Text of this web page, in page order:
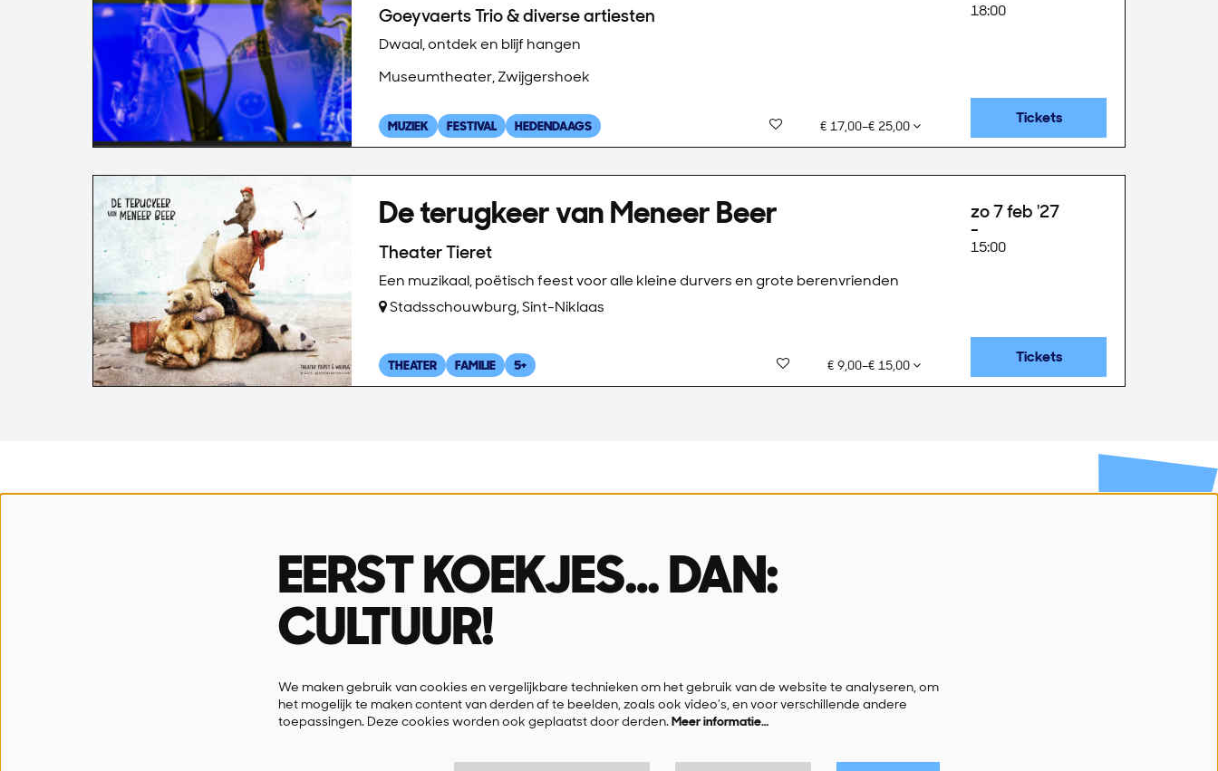
Goeyvaerts Trio & diverse artiesten
Dwaal, ontdek en blijf hangen
Museumtheater, Zwijgershoek
MUZIEK FESTIVAL HEDENDAAGS € 17,00–€ 25,00
18:00
Tickets
De terugkeer van Meneer Beer
Theater Tieret
Een muzikaal, poëtisch feest voor alle kleine durvers en grote berenvrienden
Stadsschouwburg, Sint-Niklaas
THEATER FAMILIE 5+ € 9,00–€ 15,00
zo 7 feb '27
15:00
Tickets
10u-12u & 14u-16u
Wie is wie
Contact
Ik wil nieuws!
EERST KOEKJES… DAN:
CULTUUR!
We maken gebruik van cookies en vergelijkbare technieken om het gebruik van de website te analyseren, om
het mogelijk te maken content van derden af te beelden, zoals ook video’s, en voor verschillende andere
toepassingen. Deze cookies worden ook geplaatst door derden.Meer informatie…